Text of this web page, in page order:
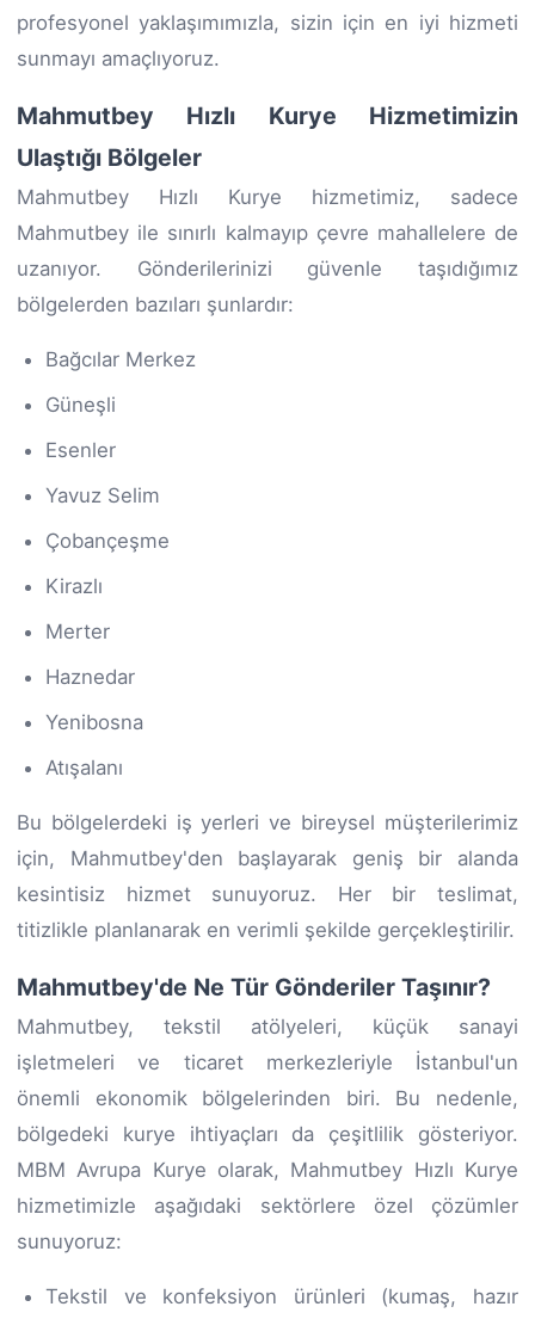
profesyonel yaklaşımımızla, sizin için en iyi hizmeti
sunmayı amaçlıyoruz.
Mahmutbey Hızlı Kurye Hizmetimizin
Ulaştığı Bölgeler
Mahmutbey Hızlı Kurye hizmetimiz, sadece
Mahmutbey ile sınırlı kalmayıp çevre mahallelere de
uzanıyor. Gönderilerinizi güvenle taşıdığımız
bölgelerden bazıları şunlardır:
Bağcılar Merkez
Güneşli
Esenler
Yavuz Selim
Çobançeşme
Kirazlı
Merter
Haznedar
Yenibosna
Atışalanı
Bu bölgelerdeki iş yerleri ve bireysel müşterilerimiz
için, Mahmutbey'den başlayarak geniş bir alanda
kesintisiz hizmet sunuyoruz. Her bir teslimat,
titizlikle planlanarak en verimli şekilde gerçekleştirilir.
Mahmutbey'de Ne Tür Gönderiler Taşınır?
Mahmutbey, tekstil atölyeleri, küçük sanayi
işletmeleri ve ticaret merkezleriyle İstanbul'un
önemli ekonomik bölgelerinden biri. Bu nedenle,
bölgedeki kurye ihtiyaçları da çeşitlilik gösteriyor.
MBM Avrupa Kurye olarak, Mahmutbey Hızlı Kurye
hizmetimizle aşağıdaki sektörlere özel çözümler
sunuyoruz:
Tekstil ve konfeksiyon ürünleri (kumaş, hazır